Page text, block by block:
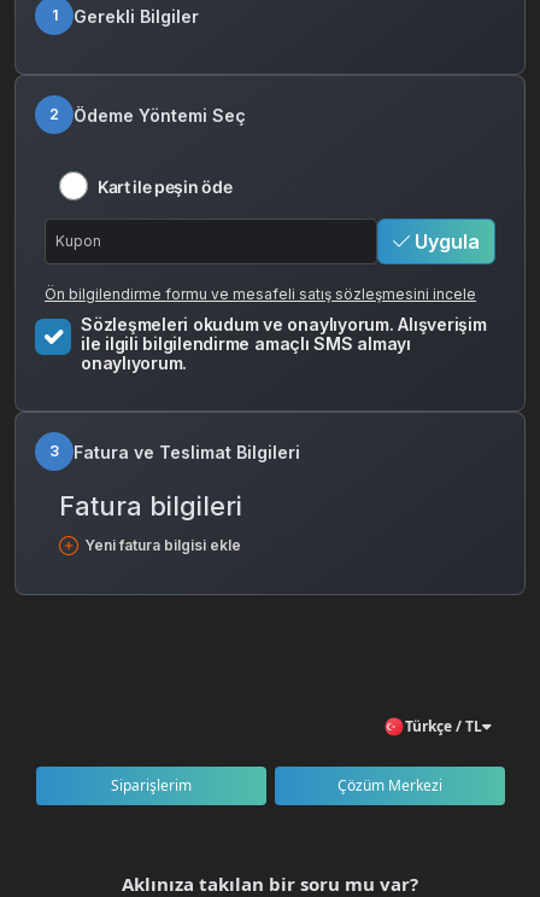
1 Gerekli Bilgiler
2 Ödeme Yöntemi Seç
Kart ile peşin öde
Uygula
Ön bilgilendirme formu ve mesafeli satış sözleşmesini incele
Sözleşmeleri okudum ve onaylıyorum. Alışverişim
ile ilgili bilgilendirme amaçlı SMS almayı
onaylıyorum.
3 Fatura ve Teslimat Bilgileri
Fatura bilgileri
Yeni fatura bilgisi ekle
Türkçe / TL
Siparişlerim Çözüm Merkezi
Aklınıza takılan bir soru mu var?